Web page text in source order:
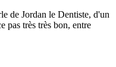
de Jordan le Dentiste, d'un
pas très très bon, entre